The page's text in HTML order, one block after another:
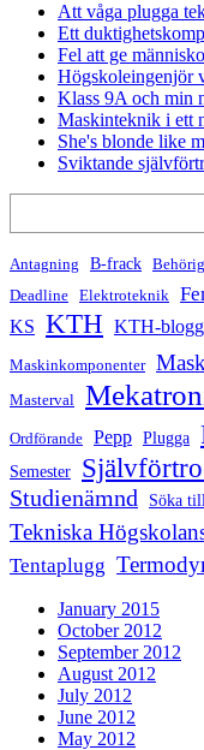
Att våga plugga
Ett
Fel att ge
Högskoleingenjör
Klass 9A och min
Maskinteknik i ett
She's blonde like
Sviktande
Antagning B-frack
Deadline Elektroteknik
KS KTH KTH-
Maskinkomponenter
Masterval
Ordförande Pepp Plugga
Semester
Studienämnd Söka
Tekniska
Tentaplugg
January 2015
October 2012
September 2012
August 2012
July 2012
June 2012
May 2012